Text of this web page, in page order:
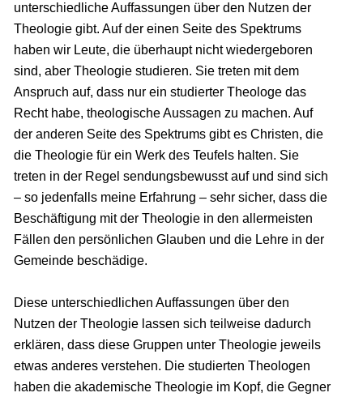
unterschiedliche Auffassungen über den Nutzen der
Theologie gibt. Auf der einen Seite des Spektrums
haben wir Leute, die überhaupt nicht wiedergeboren
sind, aber Theologie studieren. Sie treten mit dem
Anspruch auf, dass nur ein studierter Theologe das
Recht habe, theologische Aussagen zu machen. Auf
der anderen Seite des Spektrums gibt es Christen, die
die Theologie für ein Werk des Teufels halten. Sie
treten in der Regel sendungsbewusst auf und sind sich
– so jedenfalls meine Erfahrung – sehr sicher, dass die
Beschäftigung mit der Theologie in den allermeisten
Fällen den persönlichen Glauben und die Lehre in der
Gemeinde beschädige.
Diese unterschiedlichen Auffassungen über den
Nutzen der Theologie lassen sich teilweise dadurch
erklären, dass diese Gruppen unter Theologie jeweils
etwas anderes verstehen. Die studierten Theologen
haben die akademische Theologie im Kopf, die Gegner